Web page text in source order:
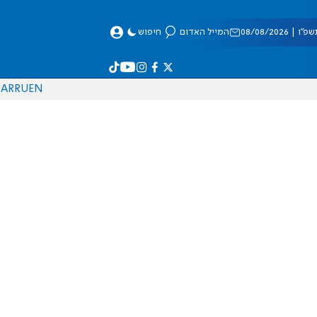
08/2026 המייל האדום חיפוש
EN
RU
AR